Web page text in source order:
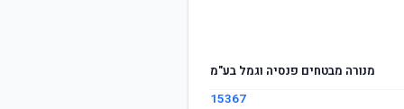
מנורה מבטחים פנסיה וגמל בע"מ
15367